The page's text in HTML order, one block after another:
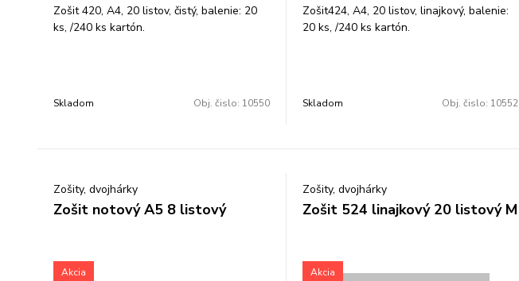
Zošit 420, A4, 20 listov, čistý, balenie: 20
ks, /240 ks kartón.
Skladom Obj. čislo: 10550
Zošit424, A4, 20 listov, linajkový, balenie:
20 ks, /240 ks kartón.
Skladom Obj. čislo: 10552
Zošity, dvojhárky
Zošit notový A5 8 listový
Akcia
Zošity, dvojhárky
Zošit 524 linajkový 20 listový M
Akcia